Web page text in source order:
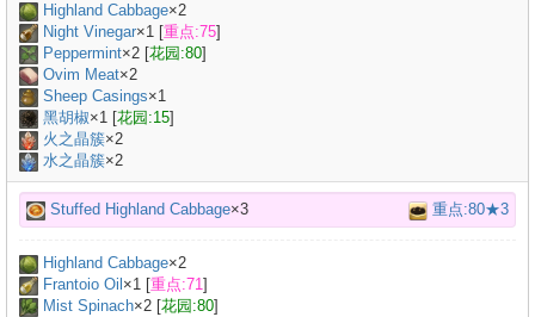
Highland Cabbage×2
Night Vinegar×1 [重点:75]
Peppermint×2 [花园:80]
Ovim Meat×2
Sheep Casings×1
黑胡椒×1 [花园:15]
火之晶簇×2
水之晶簇×2
Stuffed Highland Cabbage×3 重点:80★3
Highland Cabbage×2
Frantoio Oil ×1 [重点:71]
Mist Spinach×2 [花园:80]